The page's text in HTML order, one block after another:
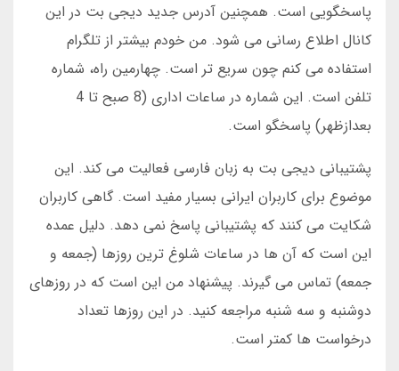
پاسخگویی است. همچنین آدرس جدید دیجی بت در این
کانال اطلاع رسانی می شود. من خودم بیشتر از تلگرام
استفاده می کنم چون سریع تر است. چهارمین راه، شماره
تلفن است. این شماره در ساعات اداری (8 صبح تا 4
بعدازظهر) پاسخگو است.
پشتیبانی دیجی بت به زبان فارسی فعالیت می کند. این
موضوع برای کاربران ایرانی بسیار مفید است. گاهی کاربران
شکایت می کنند که پشتیبانی پاسخ نمی دهد. دلیل عمده
این است که آن ها در ساعات شلوغ ترین روزها (جمعه و
جمعه) تماس می گیرند. پیشنهاد من این است که در روزهای
دوشنبه و سه شنبه مراجعه کنید. در این روزها تعداد
درخواست ها کمتر است.